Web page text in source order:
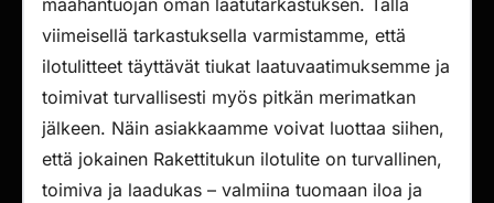
maahantuojan oman laatutarkastuksen. Tällä
viimeisellä tarkastuksella varmistamme, että
ilotulitteet täyttävät tiukat laatuvaatimuksemme ja
toimivat turvallisesti myös pitkän merimatkan
jälkeen. Näin asiakkaamme voivat luottaa siihen,
että jokainen Rakettitukun ilotulite on turvallinen,
toimiva ja laadukas – valmiina tuomaan iloa ja